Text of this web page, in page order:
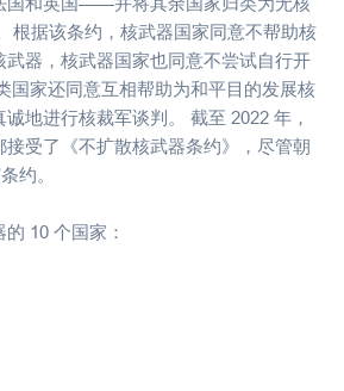
根据该条约，核武器国家同意不帮助核
器，核武器国家也同意不尝试自行开
国家还同意互相帮助为和平目的发展核
地进行核裁军谈判。 截至 2022 年，
受了《不扩散核武器条约》，尽管朝
约。
10 个国家：